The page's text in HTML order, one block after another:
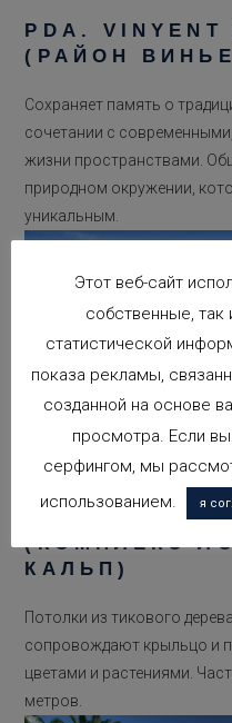
PDA.
(РАЙОН
Сохраняет память о
сочетании с
жизни пространствами.
природном окружении,
уникальным.
URB. LOS
(КОМПЛЕКС
КАЛЬП)
Потолки из тикового
сопровождают крыльцо и
цветами и растениями.
метров.
Этот веб-сайт
собственные, так
статистической
показа рекламы,
созданной на основе
просмотра. Если
серфингом, мы
использованием.
я